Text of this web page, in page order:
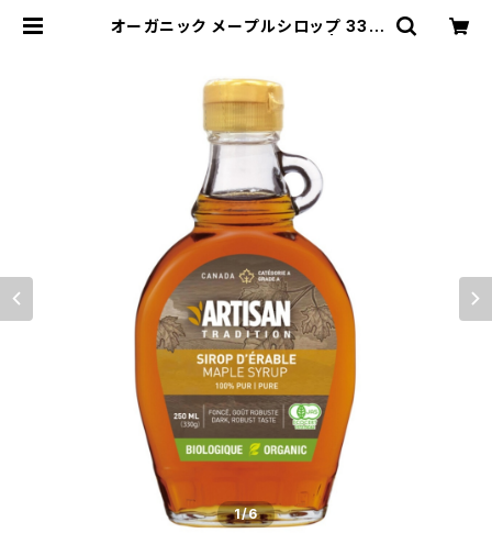
オーガニック メープルシロップ 330
ーカカオ・ドライフルーツの通販
1/6